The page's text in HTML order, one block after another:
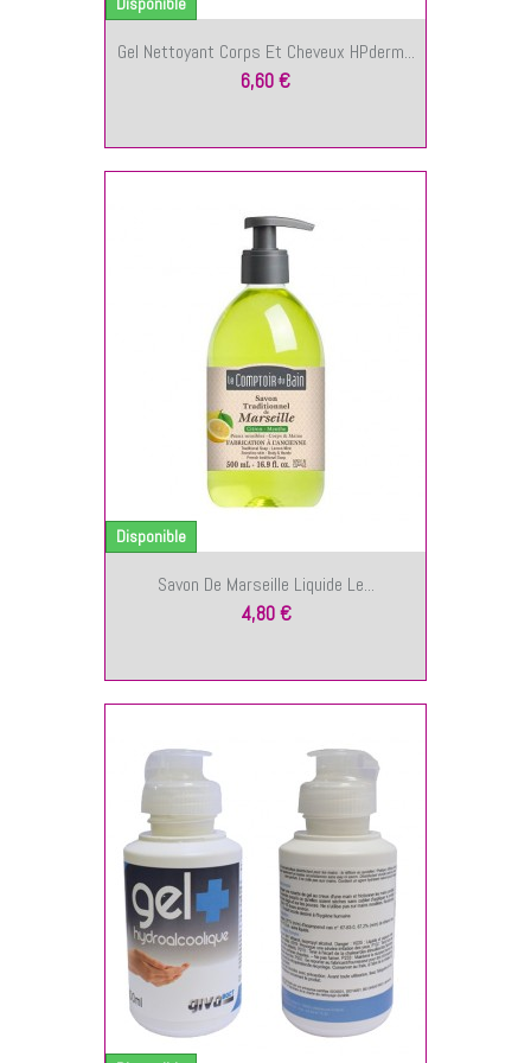
Gel Nettoyant Corps Et Cheveux HPderm...
6,60 €
Savon De Marseille Liquide Le...
4,80 €
Disponible